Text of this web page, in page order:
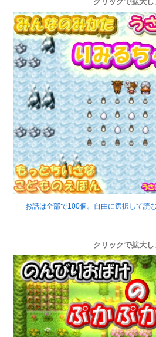
クリックで拡大し
お話は全部で100個。自由に選択して読
クリックで拡大し